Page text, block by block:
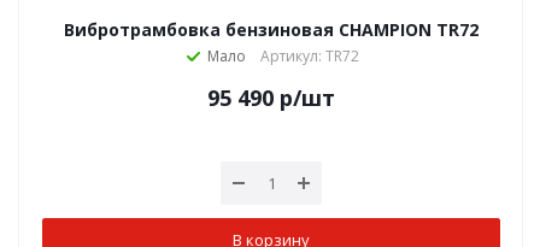
Вибротрамбовка бензиновая CHAMPION TR72
Мало Артикул: TR72
95 490 р/шт
В корзину